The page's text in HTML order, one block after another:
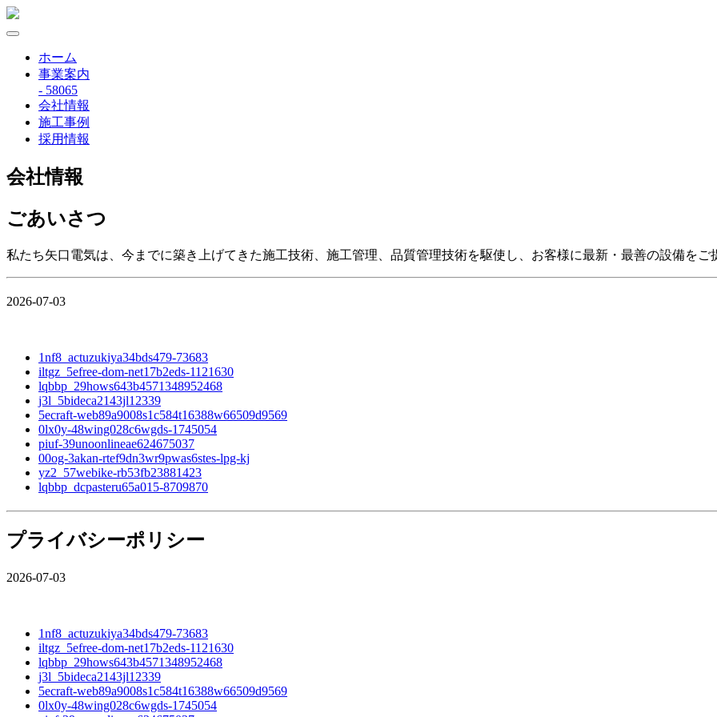
ホーム
事業案内
- 58065
会社情報
施工事例
採用情報
会社情報
ごあいさつ
私たち矢口電気は、今までに築き上げてきた施工技術、施工管理、品質管理技術を駆使し、お客様に最新・最善の設備をご
2026-07-03
1nf8_actuzukiya34bds479-73683
iltgz_5efree-dom-net17b2eds-1121630
lqbbp_29hows643b4571348952468
j3l_5bideca2143jl12339
5ecraft-web89a9008s1c584t16388w66509d9569
0lx0y-48wing028c6wgds-1745054
piuf-39unoonlineae624675037
00og-3akan-rtef9dn3wr9pwas6stes-lpg-kj
yz2_57webike-rb53fb23881423
lqbbp_dcpasteru65a015-8709870
プライバシーポリシー
2026-07-03
1nf8_actuzukiya34bds479-73683
iltgz_5efree-dom-net17b2eds-1121630
lqbbp_29hows643b4571348952468
j3l_5bideca2143jl12339
5ecraft-web89a9008s1c584t16388w66509d9569
0lx0y-48wing028c6wgds-1745054